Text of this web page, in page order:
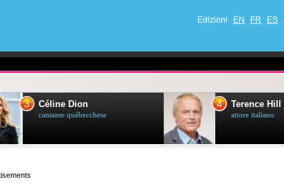
Edizioni EN FR ES
3 Céline Dion
cantante québecchese
4 Terence Hill
attore italiano